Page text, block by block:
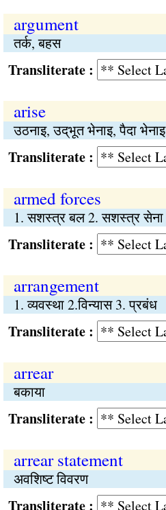
argument
तर्क, बहस
:
arise
उठनाइ, उद्‌भूत भेनाइ, पैदा भेनाइ
:
armed forces
1. सशस्त्र बल 2. सशस्त्र सेना
:
arrangement
1. व्यवस्था 2.विन्यास 3. प्रबंध
:
arrear
बकाया
:
arrear statement
अवशिष्ट विवरण
: